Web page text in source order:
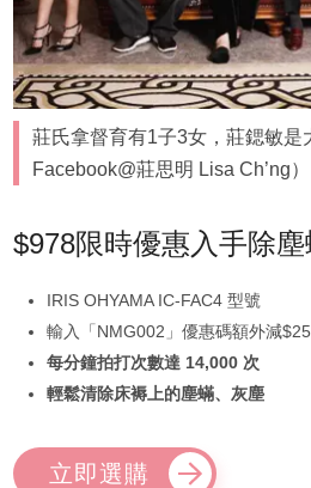
莊氏拿督育有1子3女，莊鍶敏是
Facebook@莊思明 Lisa Ch’ng）
$978限時優惠入手除
IRIS OHYAMA IC-FAC4 型號
輸入「NMG002」優惠碼額外減$25
每分鐘拍打次數達 14,000 次
輕鬆清除床褥上的塵蟎、灰塵
立即選購